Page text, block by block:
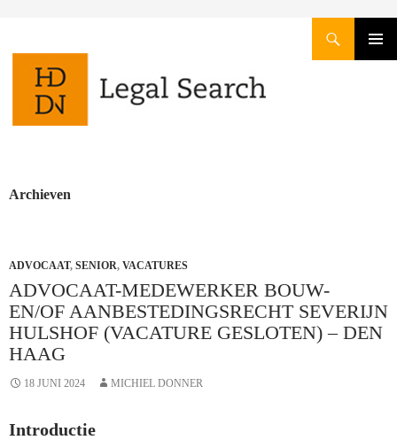
GA
NAAR
INHOUD
Archieven
ADVOCAAT, SENIOR, VACATURES
ADVOCAAT-MEDEWERKER BOUW-
EN/OF AANBESTEDINGSRECHT SEVERIJN
HULSHOF (VACATURE GESLOTEN) – DEN
HAAG
18 JUNI 2024 MICHIEL DONNER
Introductie